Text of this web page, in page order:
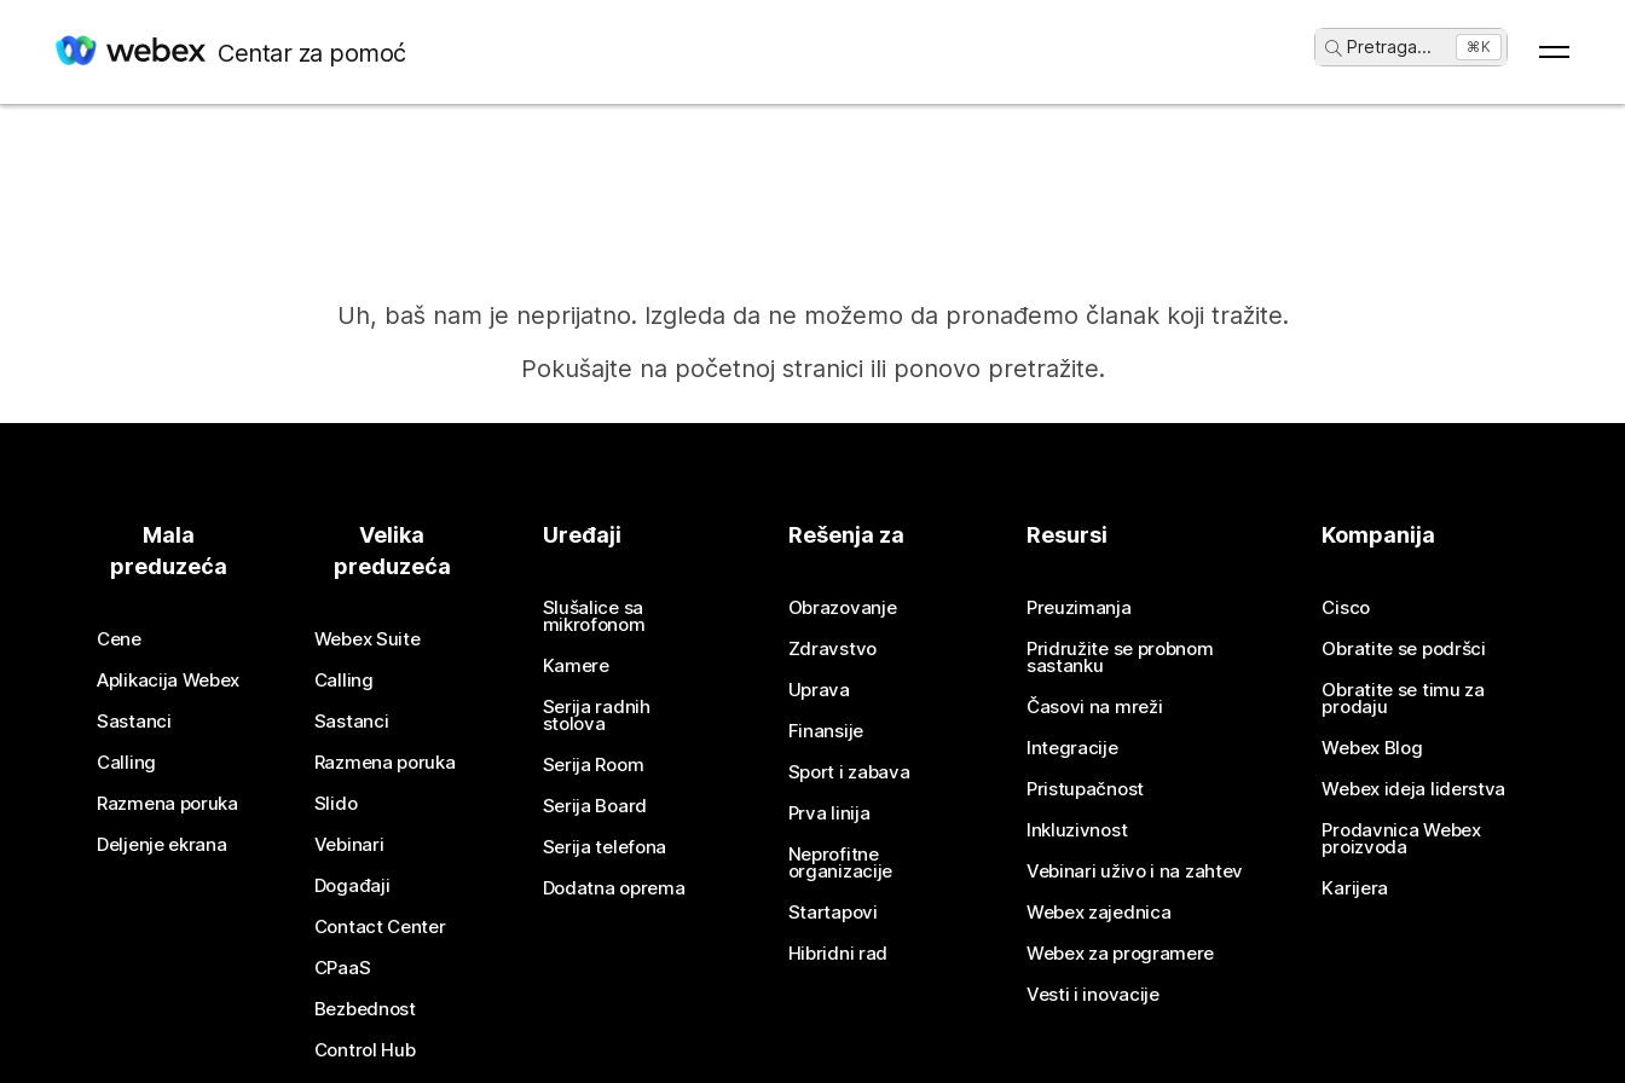
Centar za pomoć Pretraga... ⌘K
Uh, baš nam je neprijatno. Izgleda da ne možemo da pronađemo članak koji tražite.
Pokušajte na početnoj stranici ili ponovo pretražite.
Treba vam odgovor?
Pošaljite pitanje
Mala
preduzeća
Cene
Aplikacija Webex
Sastanci
Calling
Razmena poruka
Deljenje ekrana
Velika
preduzeća
Webex Suite
Calling
Sastanci
Razmena poruka
Slido
Vebinari
Događaji
Contact Center
CPaaS
Bezbednost
Control Hub
Uređaji
Slušalice sa
mikrofonom
Kamere
Serija radnih
stolova
Serija Room
Serija Board
Serija telefona
Dodatna oprema
Rešenja za
Obrazovanje
Zdravstvo
Uprava
Finansije
Sport i zabava
Prva linija
Neprofitne
organizacije
Startapovi
Hibridni rad
Resursi
Preuzimanja
Pridružite se probnom
sastanku
Časovi na mreži
Integracije
Pristupačnost
Inkluzivnost
Vebinari uživo i na zahtev
Webex zajednica
Webex za programere
Vesti i inovacije
Kompanija
Cisco
Obratite se podršci
Obratite se timu za
prodaju
Webex Blog
Webex ideja liderstva
Prodavnica Webex
proizvoda
Karijera